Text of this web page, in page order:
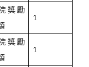
獎勵
1
獎勵
1